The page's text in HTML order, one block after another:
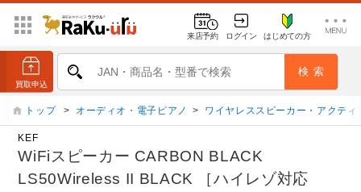
来店予約 ログイン はじめての方
トップ > オーディオ・電子ピアノ > ワイヤレススピーカー・アクティ
KEF
WiFiスピーカー CARBON BLACK
LS50Wireless II BLACK ［ハイレゾ対応